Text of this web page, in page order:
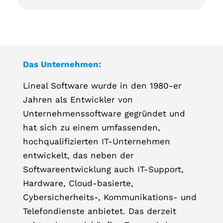
Das Unternehmen:
Lineal Software wurde in den 1980-er
Jahren als Entwickler von
Unternehmenssoftware gegründet und
hat sich zu einem umfassenden,
hochqualifizierten IT-Unternehmen
entwickelt, das neben der
Softwareentwicklung auch IT-Support,
Hardware, Cloud-basierte,
Cybersicherheits-, Kommunikations- und
Telefondienste anbietet. Das derzeit